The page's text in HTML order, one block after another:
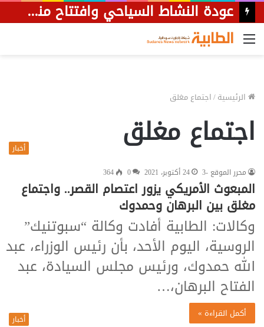
عودة النشاط السياحي وافتتاح منشٱت فندقية جديدة بالخرطوم
القائمة
الرئيسية/اجتماع مغلق
اجتماع مغلق
أخبار
محرر الموقع -3
24 أكتوبر، 2021 0
364
المبعوث الأمريكي يزور اعتصام القصر.. واجتماع
مغلق بين البرهان وحمدوك
وكالات: الطابية أفادت وكالة “سبوتنيك”
الروسية، اليوم الأحد، بأن رئيس الوزراء، عبد
الله حمدوك، ورئيس مجلس السيادة، عبد
الفتاح البرهان،…
أكمل القراءة »
أخبار